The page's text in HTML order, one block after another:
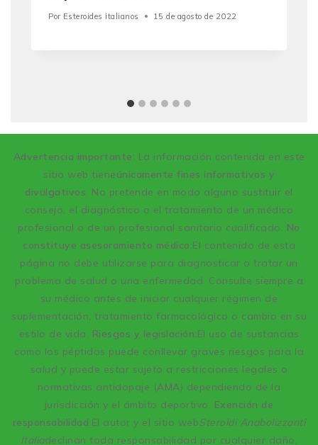
Por Esteroides italianos 15 de agosto de 2022
Advertencia importante: La información contenida en este
sitio web tieneúnicamente fines informativos y
divulgativos. No pretende en modo alguno sustituir el
consejo, el diagnóstico o el tratamiento de un médico
profesional o de un profesional sanitario cualificado. No
constituye asesoramiento médico:El contenido de esta
página no debe utilizarse para diagnosticar o tratar un
problema de salud o una enfermedad. Consulte siempre a
su médico antes de iniciar cualquier régimen de
suplementación, tratamiento farmacológico o cambio en su
estilo de vida. Riesgos y legislación:El uso de sustancias
como los péptidos puede conllevar graves riesgos para la
salud y puede estar sujeto a restricciones legales o
normativas antidopaje (AMA) dependiendo de la
jurisdicción y el ámbito deportivo. Exención de
responsabilidad:El autor y el sitio webSteroidi Anabolizzanti
Italiadeclinan toda responsabilidad por cualquier daño,